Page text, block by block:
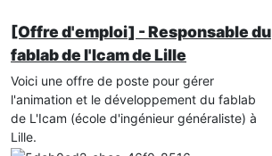
RFFLabs et de ses équipes,
Renforcer les connexions
d’ampleur à nos projets communs.
Motivé par la dynamique collaborative qui
fait la richesse du RFFLabs, je souhaite
continuer à contribuer à la construction de
[Offre d'emploi] - Responsable du
fablab de l'Icam de Lille
Voici une offre de poste pour gérer
l'animation et le développement du fablab
de L'Icam (école d'ingénieur généraliste) à
Lille.